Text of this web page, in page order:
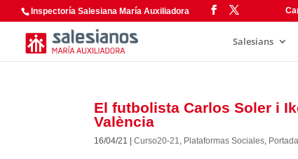
Inspectoría Salesiana María Auxiliadora
Salesians
El futbolista Carlos Soler i
València
16/04/21 |Curso20-21, Plataformas Sociales, Portada